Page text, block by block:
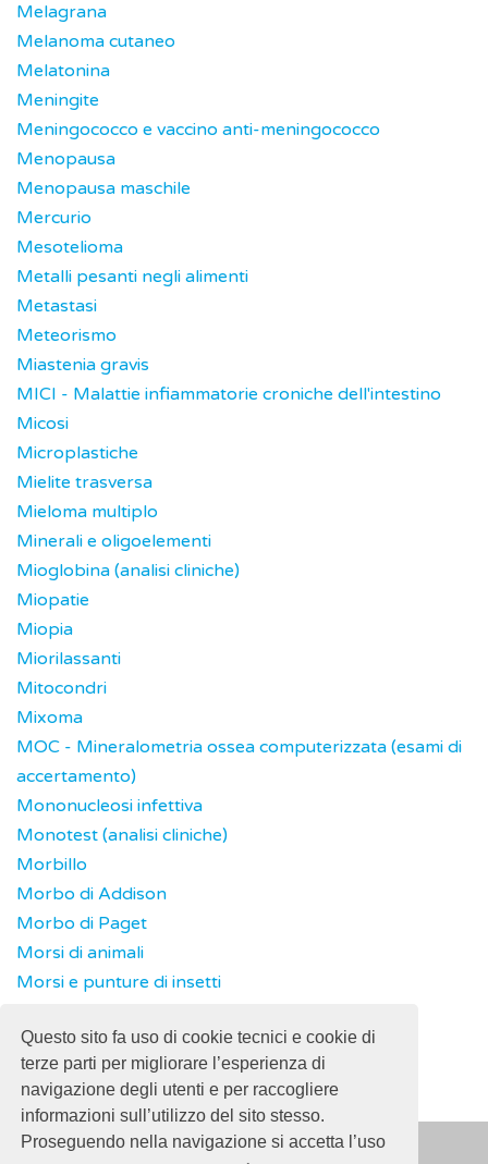
Questo sito fa uso di cookie tecnici e cookie di
terze parti per migliorare l’esperienza di
navigazione degli utenti e per raccogliere
informazioni sull’utilizzo del sito stesso.
Proseguendo nella navigazione si accetta l’uso
Melagrana
Melanoma cutaneo
Melatonina
Meningite
Meningococco e vaccino anti-meningococco
Menopausa
Menopausa maschile
Mercurio
Mesotelioma
Metalli pesanti negli alimenti
Metastasi
Meteorismo
Miastenia gravis
MICI - Malattie infiammatorie croniche dell'intestino
Micosi
Microplastiche
Mielite trasversa
Mieloma multiplo
Minerali e oligoelementi
Mioglobina (analisi cliniche)
Miopatie
Miopia
Miorilassanti
Mitocondri
Mixoma
MOC - Mineralometria ossea computerizzata (esami di
accertamento)
Mononucleosi infettiva
Monotest (analisi cliniche)
Morbillo
Morbo di Addison
Morbo di Paget
Morsi di animali
Morsi e punture di insetti
Mutilazione genitale femminile (MGF)